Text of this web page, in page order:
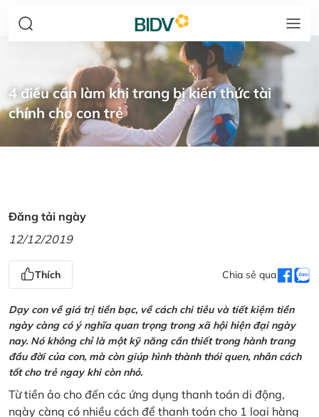
4 điều cần làm khi trang bị kiến thức tài
chính cho con trẻ
Đăng tải ngày
12/12/2019
Thích Chia sẻ qua
Dạy con về giá trị tiền bạc, về cách chi tiêu và tiết kiệm tiền
ngày càng có ý nghĩa quan trọng trong xã hội hiện đại ngày
nay. Nó không chỉ là một kỹ năng cần thiết trong hành trang
đầu đời của con, mà còn giúp hình thành thói quen, nhân cách
tốt cho trẻ ngay khi còn nhỏ.
Từ tiền ảo cho đến các ứng dụng thanh toán di động,
ngày càng có nhiều cách để thanh toán cho 1 loại hàng